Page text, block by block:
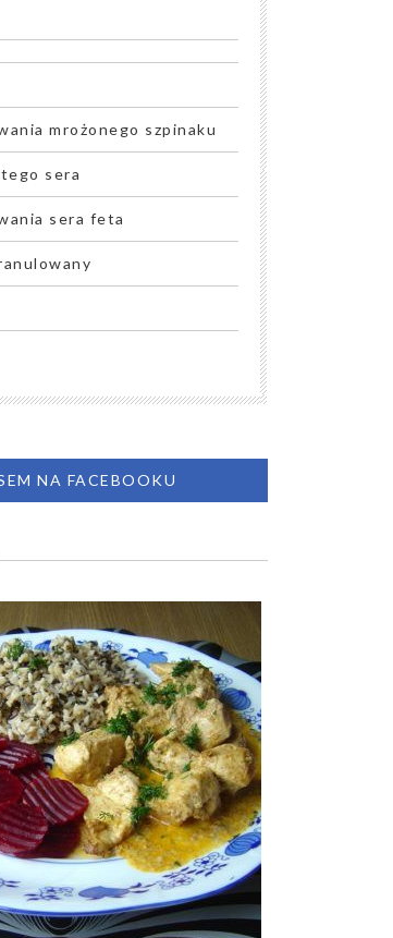
mrożonego szpinaku
sera
sera feta
NA FACEBOOKU